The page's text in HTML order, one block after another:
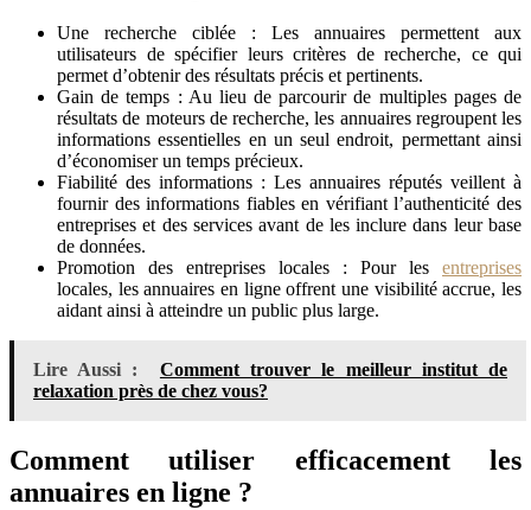
Une recherche ciblée : Les annuaires permettent aux
utilisateurs de spécifier leurs critères de recherche, ce qui
permet d’obtenir des résultats précis et pertinents.
Gain de temps : Au lieu de parcourir de multiples pages de
résultats de moteurs de recherche, les annuaires regroupent les
informations essentielles en un seul endroit, permettant ainsi
d’économiser un temps précieux.
Fiabilité des informations : Les annuaires réputés veillent à
fournir des informations fiables en vérifiant l’authenticité des
entreprises et des services avant de les inclure dans leur base
de données.
Promotion des entreprises locales : Pour les entreprises
locales, les annuaires en ligne offrent une visibilité accrue, les
aidant ainsi à atteindre un public plus large.
Lire Aussi :
Comment trouver le meilleur institut de
relaxation près de chez vous?
Comment utiliser efficacement les
annuaires en ligne ?